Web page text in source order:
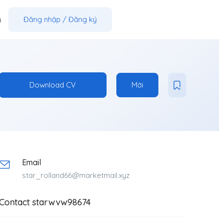
Đăng nhập / Đăng ký
Download CV Mời
Email
star_rolland66@marketmail.xyz
starwvw98674